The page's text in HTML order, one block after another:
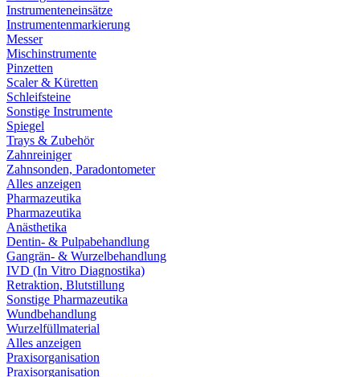
Instrumenteneinsätze
Instrumentenmarkierung
Messer
Mischinstrumente
Pinzetten
Scaler & Küretten
Schleifsteine
Sonstige Instrumente
Spiegel
Trays & Zubehör
Zahnreiniger
Zahnsonden, Paradontometer
Alles anzeigen
Pharmazeutika
Pharmazeutika
Anästhetika
Dentin- & Pulpabehandlung
Gangrän- & Wurzelbehandlung
IVD (In Vitro Diagnostika)
Retraktion, Blutstillung
Sonstige Pharmazeutika
Wundbehandlung
Wurzelfüllmaterial
Alles anzeigen
Praxisorganisation
Praxisorganisation